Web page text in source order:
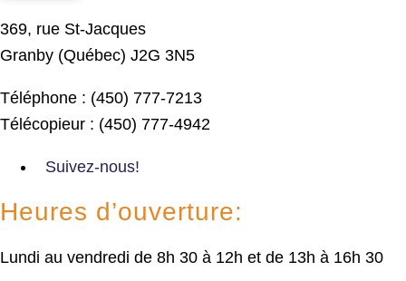
369, rue St-Jacques
Granby (Québec) J2G 3N5
Téléphone : (450) 777-7213
Télécopieur : (450) 777-4942
Suivez-nous!
Heures d’ouverture:
Lundi au vendredi de 8h 30 à 12h et de 13h à 16h 30